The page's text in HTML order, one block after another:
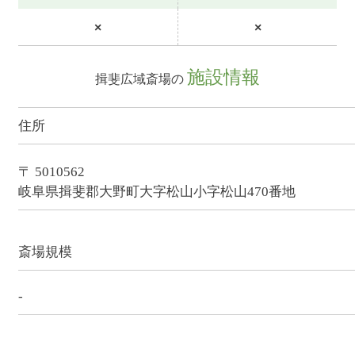
× ×
揖斐広域斎場の 施設情報
住所
〒 5010562
岐阜県揖斐郡大野町大字松山小字松山470番地
斎場規模
-